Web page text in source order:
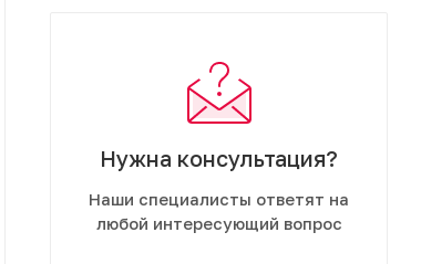
Нужна консультация?
Наши специалисты ответят на
любой интересующий вопрос